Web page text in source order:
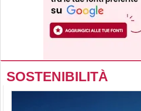
SOSTENIBILITÀ